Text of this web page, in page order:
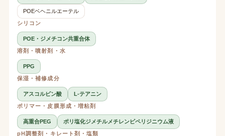
POEベヘニルエーテル
シリコン
POE・ジメチコン共重合体
溶剤・噴射剤・水
PPG
保湿・補修成分
アスコルビン酸
L-テアニン
ポリマー・皮膜形成・増粘剤
高重合PEG
ポリ塩化ジメチルメチレンピペリジニウム液
pH調整剤・キレート剤・塩類